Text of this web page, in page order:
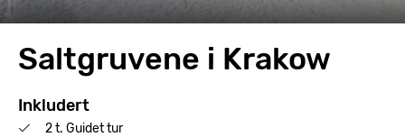
Saltgruvene i Krakow
Inkludert
2 t. Guidet tur